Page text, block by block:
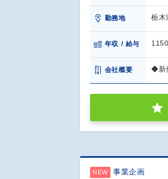
勤務地 栃木
年収 / 給与
会社概要 ◆新
NEW 事業企画